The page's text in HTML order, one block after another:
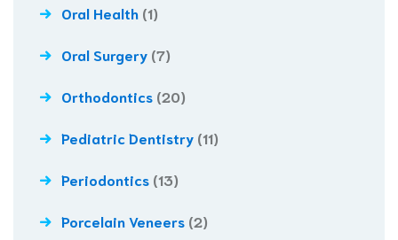
Oral Health (1)
Oral Surgery (7)
Orthodontics (20)
Pediatric Dentistry (11)
Periodontics (13)
Porcelain Veneers (2)